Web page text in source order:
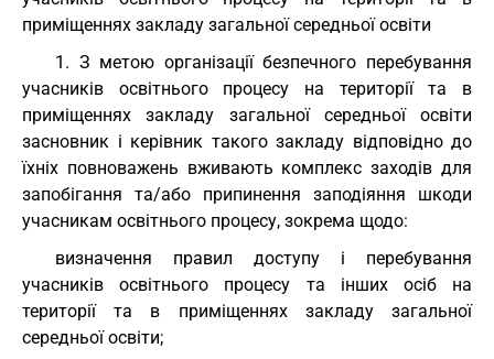
приміщеннях закладу загальної середньої освіти
1. З метою організації безпечного перебування
учасників освітнього процесу на території та в
приміщеннях закладу загальної середньої освіти
засновник і керівник такого закладу відповідно до
їхніх повноважень вживають комплекс заходів для
запобігання та/або припинення заподіяння шкоди
учасникам освітнього процесу, зокрема щодо:
визначення правил доступу і перебування
учасників освітнього процесу та інших осіб на
території та в приміщеннях закладу загальної
середньої освіти;